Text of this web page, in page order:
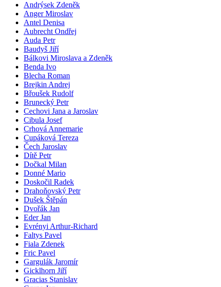
Andrýsek Zdeněk
Anger Miroslav
Antel Denisa
Aubrecht Ondřej
Auda Petr
Baudyš Jiří
Bálkovi Miroslava a Zdeněk
Benda Ivo
Blecha Roman
Brejkin Andrej
Břoušek Rudolf
Brunecký Petr
Cechovi Jana a Jaroslav
Cibula Josef
Crhová Annemarie
Cupáková Tereza
Čech Jaroslav
Dítě Petr
Dočkal Milan
Donné Mario
Doskočil Radek
Drahoňovský Petr
Dušek Štěpán
Dvořák Jan
Eder Jan
Evrényi Arthur-Richard
Faltys Pavel
Fiala Zdenek
Fric Pavel
Gargulák Jaromír
Gicklhorn Jiří
Gracias Stanislav